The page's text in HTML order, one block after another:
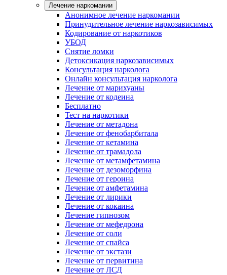
Лечение наркомании
Анонимное лечение наркомании
Принудительное лечение наркозависимых
Кодирование от наркотиков
УБОД
Снятие ломки
Детоксикация наркозависимых
Консультация нарколога
Онлайн консультация нарколога
Лечение от марихуаны
Лечение от кодеина
Бесплатно
Тест на наркотики
Лечение от метадона
Лечение от фенобарбитала
Лечение от кетамина
Лечение от трамадола
Лечение от метамфетамина
Лечение от дезоморфина
Лечение от героина
Лечение от амфетамина
Лечение от лирики
Лечение от кокаина
Лечение гипнозом
Лечение от мефедрона
Лечение от соли
Лечение от спайса
Лечение от экстази
Лечение от первитина
Лечение от ЛСД